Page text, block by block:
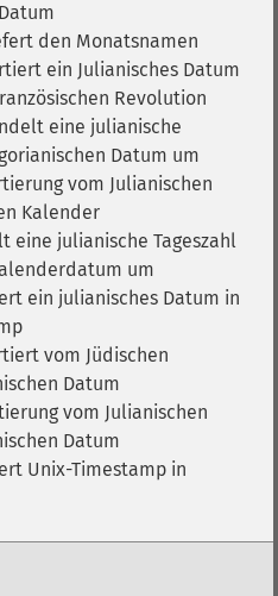
den Monatsnamen
ein Julianisches Datum
Revolution
eine julianische
Datum um
vom Julianischen
Kalender
eine julianische Tageszahl
um
ein julianisches Datum in
vom Jüdischen
Datum
vom Julianischen
Datum
Unix-Timestamp in